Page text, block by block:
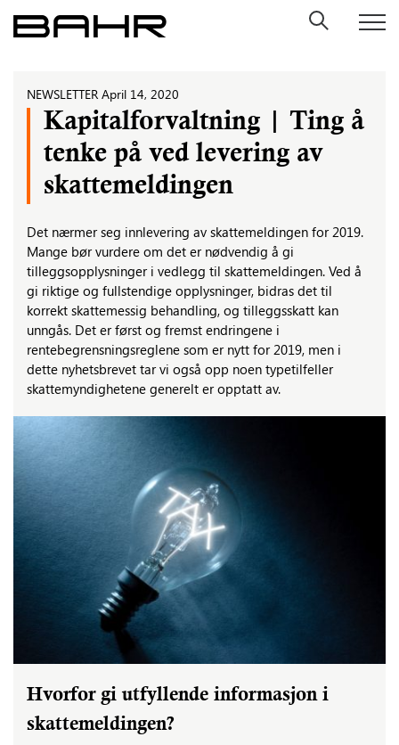
Skip
to
NEWSLETTER April 14, 2020
Kapitalforvaltning | Ting å
tenke på ved levering av
skattemeldingen
Det nærmer seg innlevering av skattemeldingen for 2019.
Mange bør vurdere om det er nødvendig å gi
tilleggsopplysninger i vedlegg til skattemeldingen. Ved å
gi riktige og fullstendige opplysninger, bidras det til
korrekt skattemessig behandling, og tilleggsskatt kan
unngås. Det er først og fremst endringene i
rentebegrensningsreglene som er nytt for 2019, men i
dette nyhetsbrevet tar vi også opp noen typetilfeller
skattemyndighetene generelt er opptatt av.
Hvorfor gi utfyllende informasjon i
skattemeldingen?